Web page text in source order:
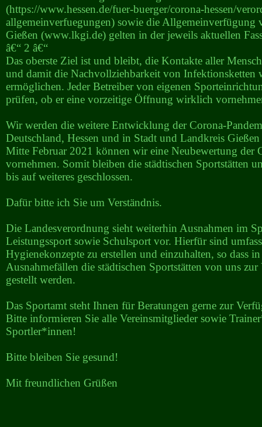
(https://www.hessen.de/fuer-buerger/corona-hessen/
allgemeinverfuegungen) sowie die Allgemeinverfügung
Gießen (www.lkgi.de) gelten in der jeweils aktuellen
â€“ 2 â€“
Das oberste Ziel ist und bleibt, die Kontakte aller
und damit die Nachvollziehbarkeit von Infektionsketten
ermöglichen. Jeder Betreiber von eigenen
prüfen, ob er eine vorzeitige Öffnung wirklich
Wir werden die weitere Entwicklung der Corona-
Deutschland, Hessen und in Stadt und Landkreis
Mitte Februar 2021 können wir eine Neubewertung der
vornehmen. Somit bleiben die städtischen Sportstätten
bis auf weiteres geschlossen.
Dafür bitte ich Sie um Verständnis.
Die Landesverordnung sieht weiterhin Ausnahmen im
Leistungssport sowie Schulsport vor. Hierfür sind
Hygienekonzepte zu erstellen und einzuhalten, so dass in
Ausnahmefällen die städtischen Sportstätten von uns
gestellt werden.
Das Sportamt steht Ihnen für Beratungen gerne zur
Bitte informieren Sie alle Vereinsmitglieder sowie
Sportler*innen!
Bitte bleiben Sie gesund!
Mit freundlichen Grüßen